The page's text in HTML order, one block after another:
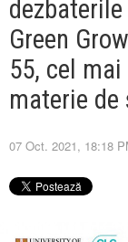
Green
55, cel
materie
07 Oct. 2021, 18:18